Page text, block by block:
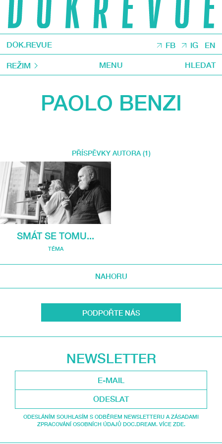
DOK.REVUE FB IG EN
REŽIM MENU HLEDAT
PAOLO BENZI
PŘÍSPĚVKY AUTORA (1)
SMÁT SE TOMU...
TÉMA
NAHORU
PODPOŘTE NÁS
NEWSLETTER
ODESLAT
ODESLÁNÍM SOUHLASÍM S ODBĚREM NEWSLETTERU A ZÁSADAMI
ZPRACOVÁNÍ OSOBNÍCH ÚDAJŮ DOC.DREAM. VÍCE ZDE.